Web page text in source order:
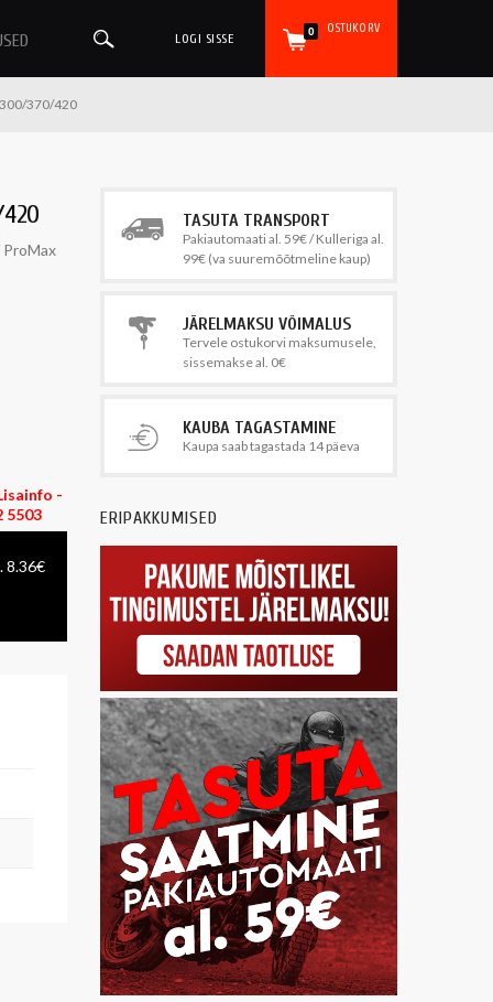
OSTUKORV
0
LOGI SISSE
300/370/420
TASUTA TRANSPORT
Pakiautomaati al. 59€ / Kulleriga al.
99€ (va suuremõõtmeline kaup)
JÄRELMAKSU VÕIMALUS
Tervele ostukorvi maksumusele,
sissemakse al. 0€
KAUBA TAGASTAMINE
Kaupa saab tagastada 14 päeva
ERIPAKKUMISED
-
5503
8.36€